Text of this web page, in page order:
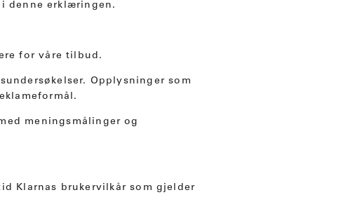
denne erklæringen.
for våre tilbud.
Opplysninger som
meningsmålinger og
Klarnas brukervilkår som gjelder